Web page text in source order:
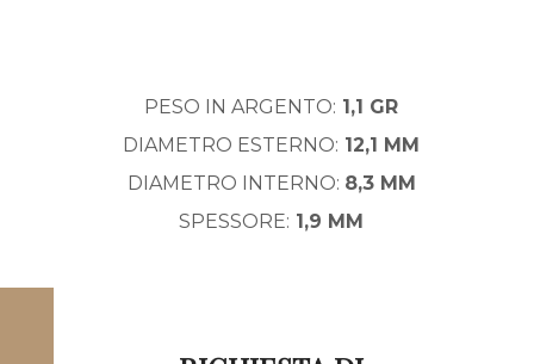
PESO IN ARGENTO: 1,1 GR
DIAMETRO ESTERNO: 12,1 MM
DIAMETRO INTERNO: 8,3 MM
SPESSORE: 1,9 MM